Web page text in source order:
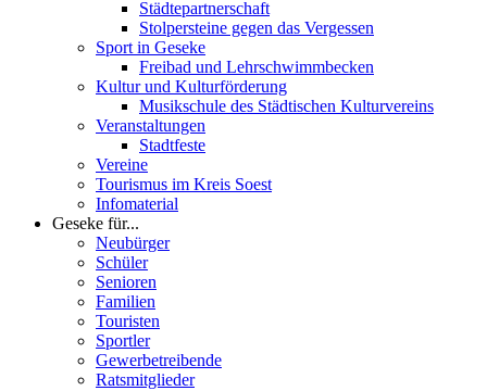
Städtepartnerschaft
Stolpersteine gegen das Vergessen
Sport in Geseke
Freibad und Lehrschwimmbecken
Kultur und Kulturförderung
Musikschule des Städtischen Kulturvereins
Veranstaltungen
Stadtfeste
Vereine
Tourismus im Kreis Soest
Infomaterial
Geseke für...
Neubürger
Schüler
Senioren
Familien
Touristen
Sportler
Gewerbetreibende
Ratsmitglieder